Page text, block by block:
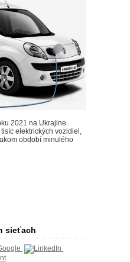
2021 na Ukrajine
elektrických vozidiel,
období minulého
sieťach